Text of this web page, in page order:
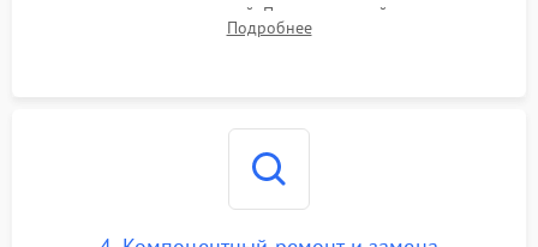
дежурных напряжений. Проверка цепей питания,
мультиконтроллера, процессора и видеочипа.
Подробнее